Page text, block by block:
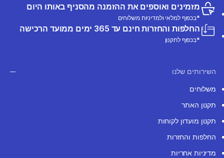
מזמינים ואוספים את ההזמנה מהסניף באותו היום
*בכפוף למלאי ולמדיניות משלוחים
החלפות והחזרות חינם עד 365 ימים ממועד הרכישה
*בכפוף לתקנון
השירותים שלנו
משלוחים
תקנון האתר
תקנון מועדון לקוחות
החלפות והחזרות
מדיניות אחריות